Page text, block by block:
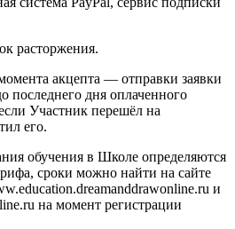
расторжения.
акцепта — отправки заявки
дня оплаченного
Участник перешёл на
его.
обучения в Школе определяются
сроки можно найти на сайте
и
на момент регистрации